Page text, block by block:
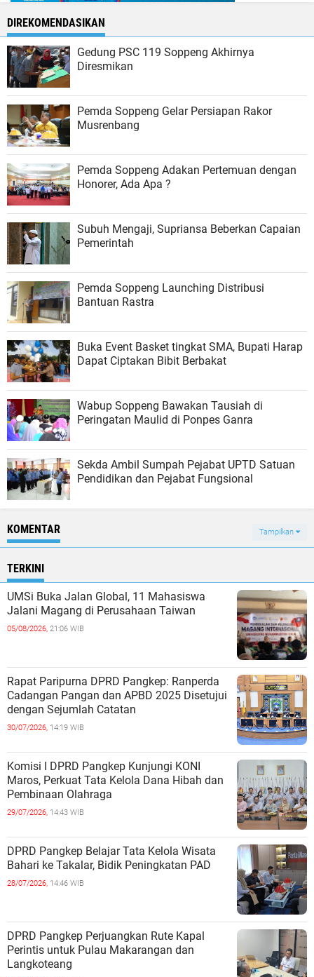
DIREKOMENDASIKAN
Gedung PSC 119 Soppeng Akhirnya
Diresmikan
Pemda Soppeng Gelar Persiapan Rakor
Musrenbang
Pemda Soppeng Adakan Pertemuan dengan
Honorer, Ada Apa ?
Subuh Mengaji, Supriansa Beberkan Capaian
Pemerintah
Pemda Soppeng Launching Distribusi
Bantuan Rastra
Buka Event Basket tingkat SMA, Bupati Harap
Dapat Ciptakan Bibit Berbakat
Wabup Soppeng Bawakan Tausiah di
Peringatan Maulid di Ponpes Ganra
Sekda Ambil Sumpah Pejabat UPTD Satuan
Pendidikan dan Pejabat Fungsional
KOMENTAR Tampilkan
TERKINI
UMSi Buka Jalan Global, 11 Mahasiswa
Jalani Magang di Perusahaan Taiwan
05/08/2026, 21:06 WIB
Rapat Paripurna DPRD Pangkep: Ranperda
Cadangan Pangan dan APBD 2025 Disetujui
dengan Sejumlah Catatan
30/07/2026, 14:19 WIB
Komisi I DPRD Pangkep Kunjungi KONI
Maros, Perkuat Tata Kelola Dana Hibah dan
Pembinaan Olahraga
29/07/2026, 14:43 WIB
DPRD Pangkep Belajar Tata Kelola Wisata
Bahari ke Takalar, Bidik Peningkatan PAD
28/07/2026, 14:46 WIB
DPRD Pangkep Perjuangkan Rute Kapal
Perintis untuk Pulau Makarangan dan
Langkoteang